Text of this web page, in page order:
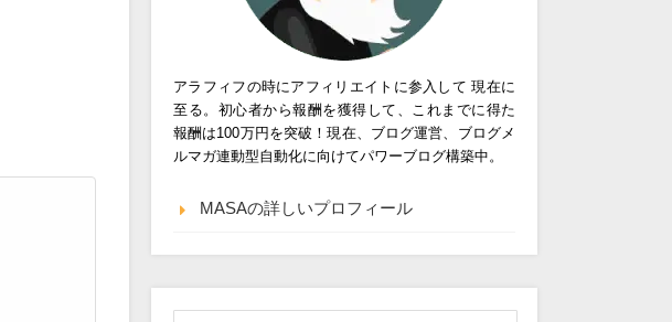
アラフィフの時にアフィリエイトに参入して 現在に
至る。初心者から報酬を獲得して、これまでに得た
報酬は100万円を突破！現在、ブログ運営、ブログメ
ルマガ連動型自動化に向けてパワーブログ構築中。
MASAの詳しいプロフィール